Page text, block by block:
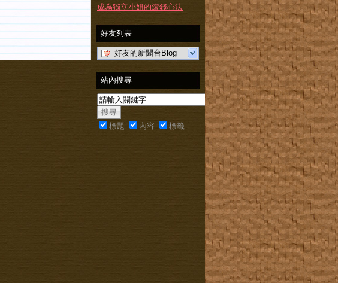
成為獨立小姐的滾錢心法
好友列表
好友的新聞台Blog
站內搜尋
標題 內容 標籤